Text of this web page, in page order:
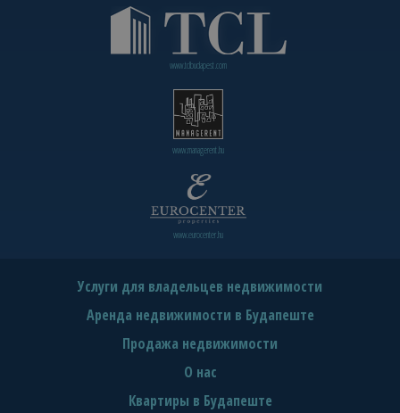
www.tclbudapest.com
www.managerent.hu
www.eurocenter.hu
Услуги для владельцев недвижимости
Аренда недвижимости в Будапеште
Продажа недвижимости
О нас
Квартиры в Будапеште